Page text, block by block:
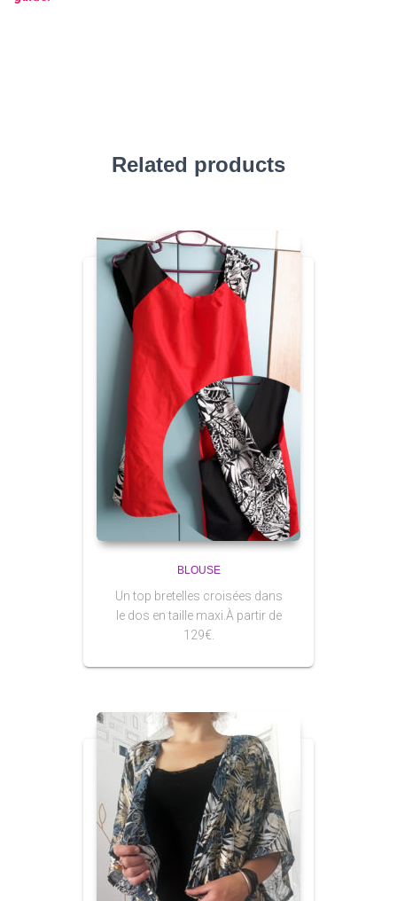
Related products
BLOUSE
Un top bretelles croisées dans
le dos en taille maxi.À partir de
129€.